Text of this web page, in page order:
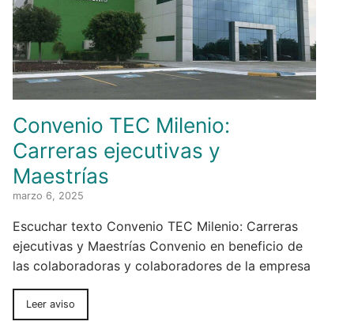
Convenio TEC Milenio:
Carreras ejecutivas y
Maestrías
marzo 6, 2025
Escuchar texto Convenio TEC Milenio: Carreras
ejecutivas y Maestrías Convenio en beneficio de
las colaboradoras y colaboradores de la empresa
Leer aviso